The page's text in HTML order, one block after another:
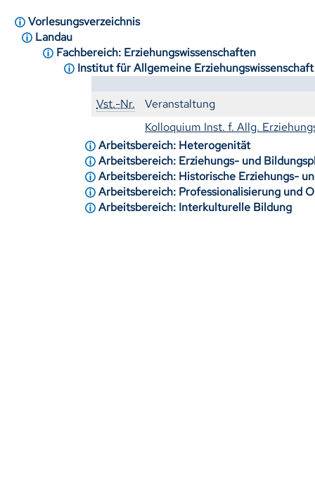
Vorlesungsverzeichnis
Landau
Fachbereich: Erziehungswissenschaften
Institut für Allgemeine
Vst.-Nr.
Veranstaltung
Kolloquium Inst. f. Allg.
Arbeitsbereich: Heterogenität
Arbeitsbereich: Erziehungs- und
Arbeitsbereich: Historische Erziehungs-
Arbeitsbereich: Professionalisierung und
Arbeitsbereich: Interkulturelle Bildung